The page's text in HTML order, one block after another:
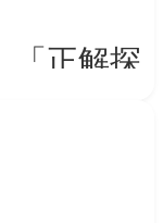
「正解探